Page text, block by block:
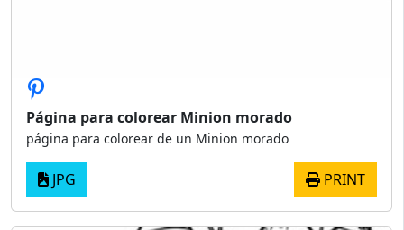
Página para colorear Minion morado
página para colorear de un Minion morado
JPG PRINT